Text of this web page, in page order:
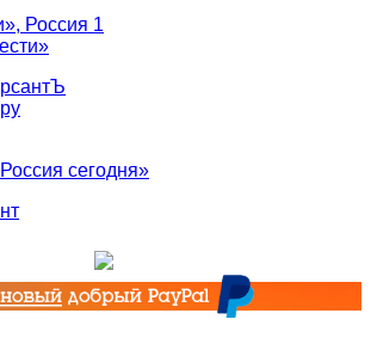
Россия 1
сегодня»